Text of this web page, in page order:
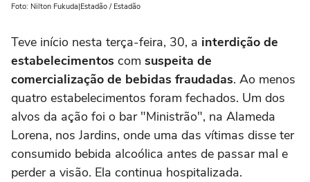
Foto: Nilton Fukuda|Estadão / Estadão
Teve início nesta terça-feira, 30, a interdição de
estabelecimentos com suspeita de
comercialização de bebidas fraudadas. Ao menos
quatro estabelecimentos foram fechados. Um dos
alvos da ação foi o bar "Ministrão", na Alameda
Lorena, nos Jardins, onde uma das vítimas disse ter
consumido bebida alcoólica antes de passar mal e
perder a visão. Ela continua hospitalizada.